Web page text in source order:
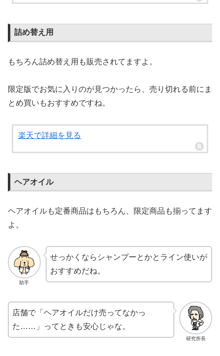
詰め替え用
もちろん詰め替え用も販売されてますよ。
限定版でお気に入りのが見つかったら、売り切れる前にま
とめ買いもおすすめですね。
楽天で詳細を見る
ヘアオイル
ヘアオイルも定番商品はもちろん、限定商品も揃ってます
よ。
助手
せっかくならシャンプーとかとライン使いが
おすすめだね。
研究所長
店舗で「ヘアオイルだけ売ってなかっ
た……」ってときも安心じゃな。